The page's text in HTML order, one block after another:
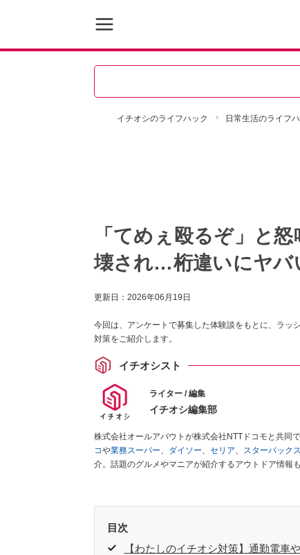
イチオシのライフハック 日常生活のライフ
「てめぇ殴るぞ」と
壊され…桁違いにヤバ
更新日： 2026年06月19日
今回は、アンケートで募集した体験談をもとに、ラッ
対策をご紹介します。
イチオシスト
ライター / 編集
イチオシ編集部
株式会社オールアバウトが株式会社NTTドコモと共同
コや業務スーパー、 ダイソー、 セリア、 スターバックス
介。話題のグルメやマニアが紹介するアウトドア情報
目次
【わたしのイチオシ対策】通勤電車